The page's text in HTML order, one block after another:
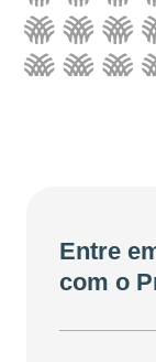
Entre
com o